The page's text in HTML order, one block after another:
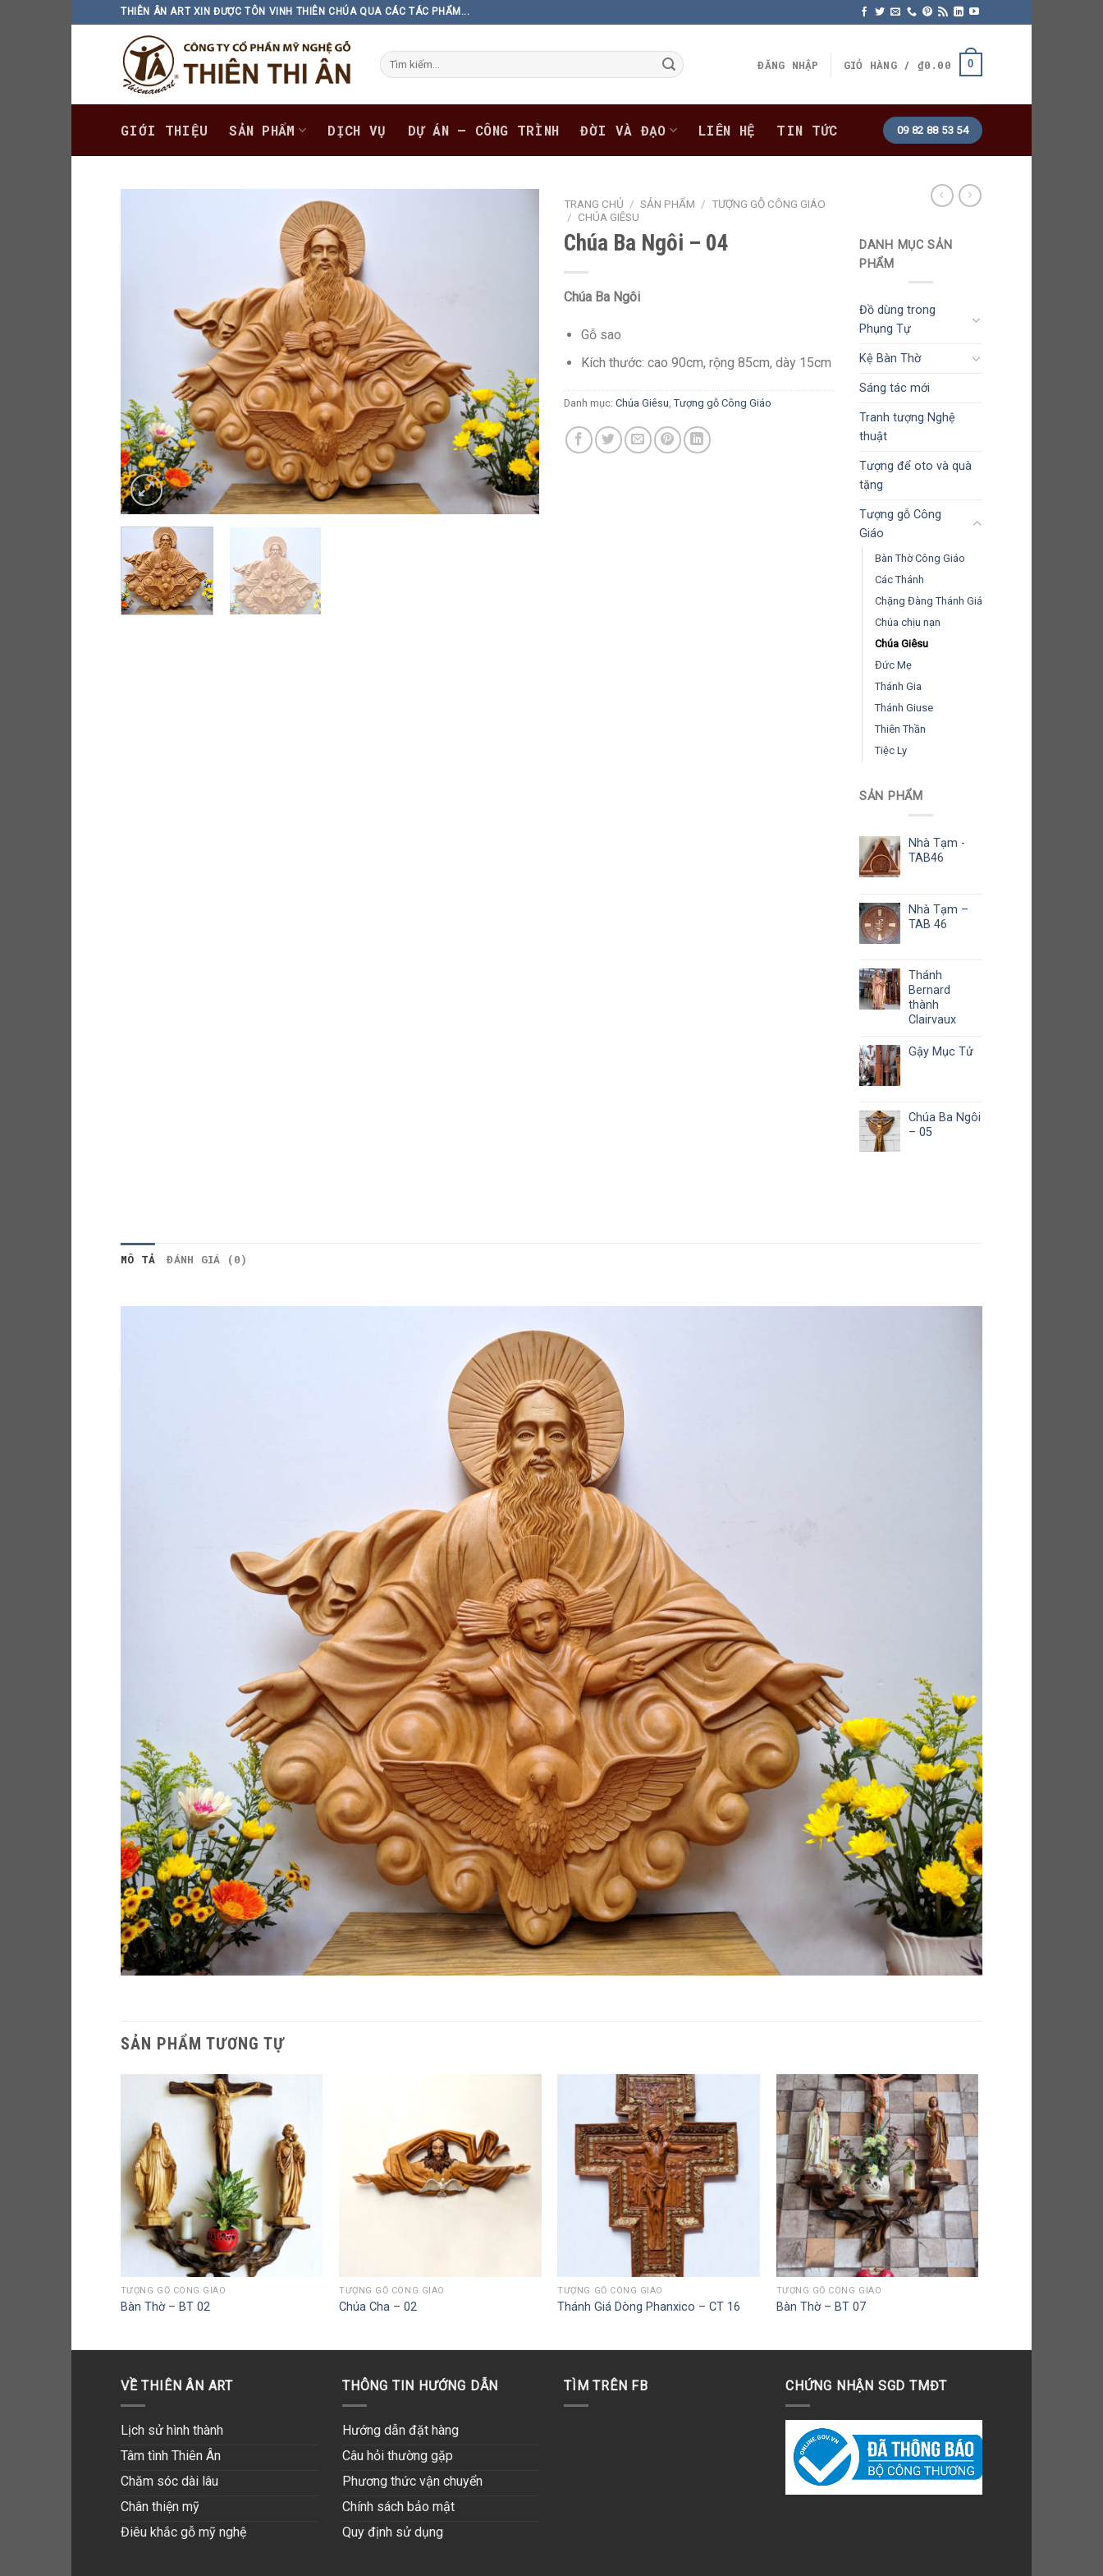
to
THIÊN ÂN ART XIN ĐƯỢC TÔN VINH THIÊN CHÚA QUA CÁC TÁC PHẨM...
Tìm
kiếm:
ĐĂNG NHẬP GIỎ HÀNG / ₫0.00 0
GIỚI THIỆU SẢN PHẨM DỊCH VỤ DỰ ÁN – CÔNG TRÌNH ĐỜI VÀ ĐẠO LIÊN HỆ TIN TỨC 09 82 88 53 54
TRANG CHỦ / SẢN PHẨM / TƯỢNG GỖ CÔNG GIÁO
/ CHÚA GIÊSU
Chúa Ba Ngôi – 04
Chúa Ba Ngôi
Gỗ sao
Kích thước: cao 90cm, rộng 85cm, dày 15cm
Danh mục: Chúa Giêsu Tượng gỗ Công Giáo
DANH MỤC SẢN
PHẨM
Đồ dùng trong
Phụng Tự
Kệ Bàn Thờ
Sáng tác mới
Tranh tượng Nghệ
thuật
Tượng để oto và quà
tặng
Tượng gỗ Công
Giáo
Bàn Thờ Công Giáo
Các Thánh
Chặng Đàng Thánh Giá
Chúa chịu nạn
Chúa Giêsu
Đức Mẹ
Thánh Gia
Thánh Giuse
Thiên Thần
Tiệc Ly
SẢN PHẨM
Nhà Tạm -
TAB46
Nhà Tạm –
TAB 46
Thánh
Bernard
thành
Clairvaux
Gậy Mục Tử
Chúa Ba Ngôi
– 05
MÔ TẢ ĐÁNH GIÁ (0)
SẢN PHẨM TƯƠNG TỰ
TƯỢNG GỖ CÔNG GIÁO
Bàn Thờ – BT 02
TƯỢNG GỖ CÔNG GIÁO
Chúa Cha – 02
TƯỢNG GỖ CÔNG GIÁO
Thánh Giá Dòng Phanxico – CT 16
TƯỢNG GỖ CÔNG GIÁO
Bàn Thờ – BT 07
VỀ THIÊN ÂN ART
Lịch sử hình thành
Tâm tình Thiên Ân
Chăm sóc dài lâu
Chân thiện mỹ
Điêu khắc gỗ mỹ nghệ
THÔNG TIN HƯỚNG DẪN
Hướng dẫn đặt hàng
Câu hỏi thường gặp
Phương thức vận chuyển
Chính sách bảo mật
Quy định sử dụng
TÌM TRÊN FB CHỨNG NHẬN SGD TMĐT